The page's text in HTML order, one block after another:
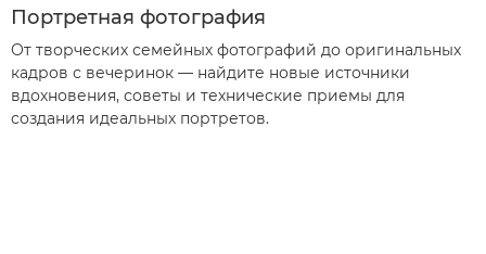
Портретная фотография
От творческих семейных фотографий до оригинальных
кадров с вечеринок — найдите новые источники
вдохновения, советы и технические приемы для
создания идеальных портретов.